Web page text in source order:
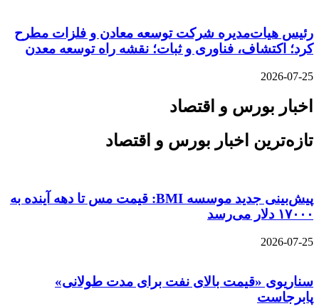
رئیس هیات‌مدیره شرکت توسعه معادن و فلزات مطرح
کرد؛ اکتشاف، فناوری و ثبات؛ نقشه راه توسعه معدن
2026-07-25
اخبار بورس و اقتصاد
تازه‌ترین اخبار بورس و اقتصاد
پیش‌بینی جدید موسسه BMI: قیمت مس تا دهه آینده به
۱۷۰۰۰ دلار می‌رسد
2026-07-25
سناریوی «قیمت بالای نفت برای مدت طولانی»
پابرجاست